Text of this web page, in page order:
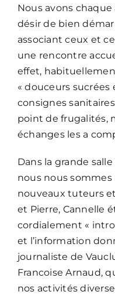
Nous avons
désir de bien
associant ceux et
une rencontre
effet,
« douceurs sucrées
consignes
point de frugalités,
échanges les a
Dans la grande
nous nous sommes
nouveaux tuteurs
et Pierre, Cannelle
cordialement «
et l’information
journaliste de
Francoise Arnaud,
nos activités